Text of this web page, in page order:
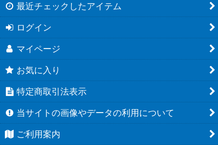
最近チェックしたアイテム
ログイン
マイページ
お気に入り
特定商取引法表示
当サイトの画像やデータの利用について
ご利用案内